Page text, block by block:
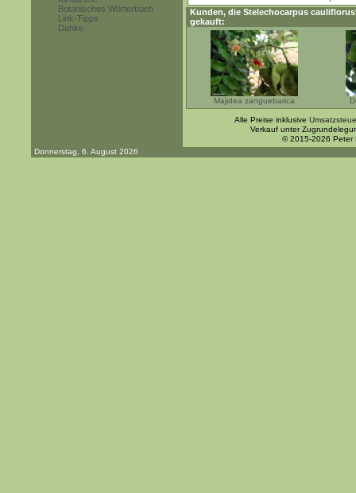
Botanisches Wörterbuch
Link-Tipps
Danke
Kunden, die Stelechocarpus
gekauft:
Majidea zanguebarica
Alle Preise inklusive
Verkauf unter
© 2015-2026 Peter
Donnerstag, 6. August 2026